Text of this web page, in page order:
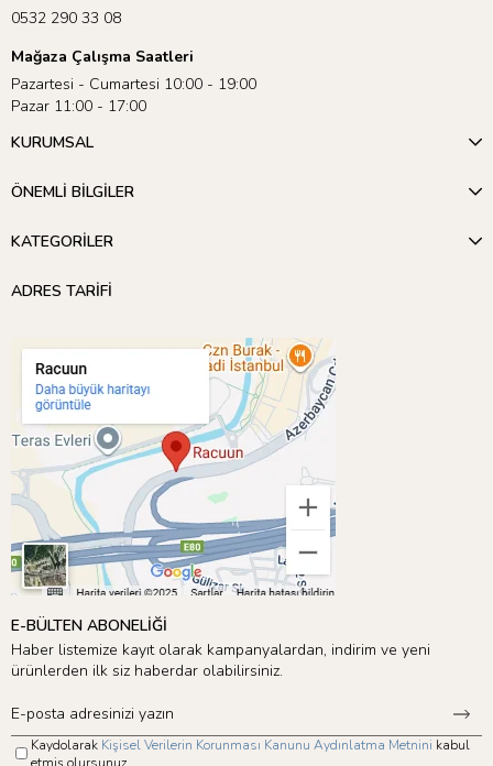
0532 290 33 08
Mağaza Çalışma Saatleri
Pazartesi - Cumartesi 10:00 - 19:00
Pazar 11:00 - 17:00
KURUMSAL
ÖNEMLİ BİLGİLER
KATEGORİLER
ADRES TARİFİ
E-BÜLTEN ABONELİĞİ
Haber listemize kayıt olarak kampanyalardan, indirim ve yeni
ürünlerden ilk siz haberdar olabilirsiniz.
Kaydolarak Kişisel Verilerin Korunması Kanunu Aydınlatma Metnini kabul
etmiş olursunuz.